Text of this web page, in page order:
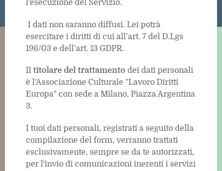
l'esecuzione del Servizio.
I dati non saranno diffusi. Lei potrà
esercitare i diritti di cui all’art. 7 del D.Lgs
196/03 e dell’art. 13 GDPR.
Il titolare del trattamento dei dati personali
è l'Associazione Culturale "Lavoro Diritti
Europa" con sede a Milano, Piazza Argentina
3.
I tuoi dati personali, registrati a seguito della
compilazione del form, verranno trattati
esclusivamente, sempre se da te autorizzati,
per l'invio di comunicazioni inerenti i servizi